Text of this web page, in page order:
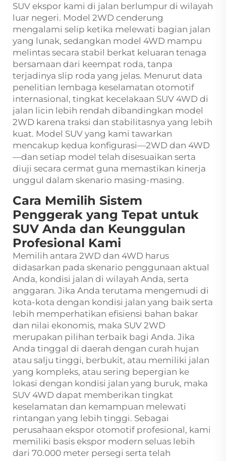
SUV ekspor kami di jalan berlumpur di wilayah
luar negeri. Model 2WD cenderung
mengalami selip ketika melewati bagian jalan
yang lunak, sedangkan model 4WD mampu
melintas secara stabil berkat keluaran tenaga
bersamaan dari keempat roda, tanpa
terjadinya slip roda yang jelas. Menurut data
penelitian lembaga keselamatan otomotif
internasional, tingkat kecelakaan SUV 4WD di
jalan licin lebih rendah dibandingkan model
2WD karena traksi dan stabilitasnya yang lebih
kuat. Model SUV yang kami tawarkan
mencakup kedua konfigurasi—2WD dan 4WD
—dan setiap model telah disesuaikan serta
diuji secara cermat guna memastikan kinerja
unggul dalam skenario masing-masing.
Cara Memilih Sistem
Penggerak yang Tepat untuk
SUV Anda dan Keunggulan
Profesional Kami
Memilih antara 2WD dan 4WD harus
didasarkan pada skenario penggunaan aktual
Anda, kondisi jalan di wilayah Anda, serta
anggaran. Jika Anda terutama mengemudi di
kota-kota dengan kondisi jalan yang baik serta
lebih memperhatikan efisiensi bahan bakar
dan nilai ekonomis, maka SUV 2WD
merupakan pilihan terbaik bagi Anda. Jika
Anda tinggal di daerah dengan curah hujan
atau salju tinggi, berbukit, atau memiliki jalan
yang kompleks, atau sering bepergian ke
lokasi dengan kondisi jalan yang buruk, maka
SUV 4WD dapat memberikan tingkat
keselamatan dan kemampuan melewati
rintangan yang lebih tinggi. Sebagai
perusahaan ekspor otomotif profesional, kami
memiliki basis ekspor modern seluas lebih
dari 70.000 meter persegi serta telah